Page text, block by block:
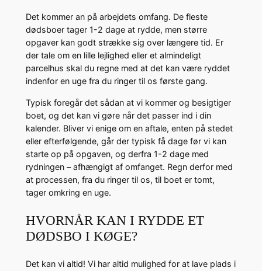
Det kommer an på arbejdets omfang. De fleste
dødsboer tager 1-2 dage at rydde, men større
opgaver kan godt strække sig over længere tid. Er
der tale om en lille lejlighed eller et almindeligt
parcelhus skal du regne med at det kan være ryddet
indenfor en uge fra du ringer til os første gang.
Typisk foregår det sådan at vi kommer og besigtiger
boet, og det kan vi gøre når det passer ind i din
kalender. Bliver vi enige om en aftale, enten på stedet
eller efterfølgende, går der typisk få dage før vi kan
starte op på opgaven, og derfra 1-2 dage med
rydningen – afhængigt af omfanget. Regn derfor med
at processen, fra du ringer til os, til boet er tomt,
tager omkring en uge.
HVORNÅR KAN I RYDDE ET
DØDSBO I KØGE?
Det kan vi altid! Vi har altid mulighed for at lave plads i